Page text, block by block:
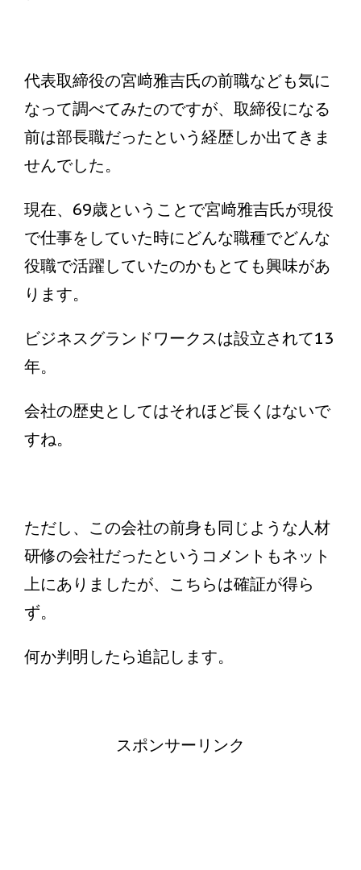
代表取締役の宮﨑雅吉氏の前職なども気に
なって調べてみたのですが、取締役になる
前は部長職だったという経歴しか出てきま
せんでした。
現在、69歳ということで宮﨑雅吉氏が現役
で仕事をしていた時にどんな職種でどんな
役職で活躍していたのかもとても興味があ
ります。
ビジネスグランドワークスは設立されて13
年。
会社の歴史としてはそれほど長くはないで
すね。
ただし、この会社の前身も同じような人材
研修の会社だったというコメントもネット
上にありましたが、こちらは確証が得ら
ず。
何か判明したら追記します。
スポンサーリンク